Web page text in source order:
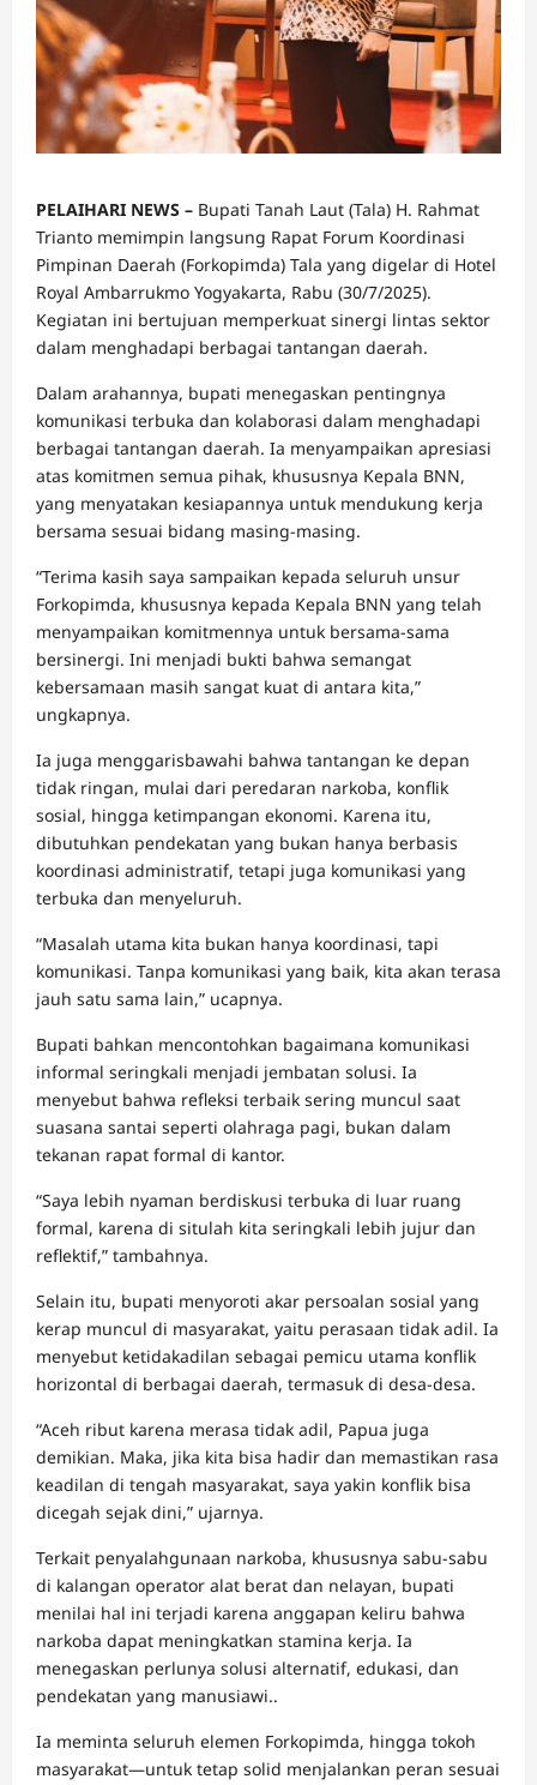
PELAIHARI NEWS – Bupati Tanah Laut (Tala) H. Rahmat
Trianto memimpin langsung Rapat Forum Koordinasi
Pimpinan Daerah (Forkopimda) Tala yang digelar di Hotel
Royal Ambarrukmo Yogyakarta, Rabu (30/7/2025).
Kegiatan ini bertujuan memperkuat sinergi lintas sektor
dalam menghadapi berbagai tantangan daerah.
Dalam arahannya, bupati menegaskan pentingnya
komunikasi terbuka dan kolaborasi dalam menghadapi
berbagai tantangan daerah. Ia menyampaikan apresiasi
atas komitmen semua pihak, khususnya Kepala BNN,
yang menyatakan kesiapannya untuk mendukung kerja
bersama sesuai bidang masing-masing.
“Terima kasih saya sampaikan kepada seluruh unsur
Forkopimda, khususnya kepada Kepala BNN yang telah
menyampaikan komitmennya untuk bersama-sama
bersinergi. Ini menjadi bukti bahwa semangat
kebersamaan masih sangat kuat di antara kita,”
ungkapnya.
Ia juga menggarisbawahi bahwa tantangan ke depan
tidak ringan, mulai dari peredaran narkoba, konflik
sosial, hingga ketimpangan ekonomi. Karena itu,
dibutuhkan pendekatan yang bukan hanya berbasis
koordinasi administratif, tetapi juga komunikasi yang
terbuka dan menyeluruh.
“Masalah utama kita bukan hanya koordinasi, tapi
komunikasi. Tanpa komunikasi yang baik, kita akan terasa
jauh satu sama lain,” ucapnya.
Bupati bahkan mencontohkan bagaimana komunikasi
informal seringkali menjadi jembatan solusi. Ia
menyebut bahwa refleksi terbaik sering muncul saat
suasana santai seperti olahraga pagi, bukan dalam
tekanan rapat formal di kantor.
“Saya lebih nyaman berdiskusi terbuka di luar ruang
formal, karena di situlah kita seringkali lebih jujur dan
reflektif,” tambahnya.
Selain itu, bupati menyoroti akar persoalan sosial yang
kerap muncul di masyarakat, yaitu perasaan tidak adil. Ia
menyebut ketidakadilan sebagai pemicu utama konflik
horizontal di berbagai daerah, termasuk di desa-desa.
“Aceh ribut karena merasa tidak adil, Papua juga
demikian. Maka, jika kita bisa hadir dan memastikan rasa
keadilan di tengah masyarakat, saya yakin konflik bisa
dicegah sejak dini,” ujarnya.
Terkait penyalahgunaan narkoba, khususnya sabu-sabu
di kalangan operator alat berat dan nelayan, bupati
menilai hal ini terjadi karena anggapan keliru bahwa
narkoba dapat meningkatkan stamina kerja. Ia
menegaskan perlunya solusi alternatif, edukasi, dan
pendekatan yang manusiawi..
Ia meminta seluruh elemen Forkopimda, hingga tokoh
masyarakat—untuk tetap solid menjalankan peran sesuai